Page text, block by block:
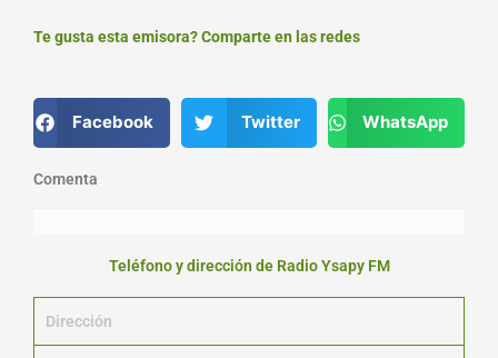
Te gusta esta emisora? Comparte en las redes
Facebook Twitter WhatsApp
Comenta
Teléfono y dirección de Radio Ysapy FM
Dirección